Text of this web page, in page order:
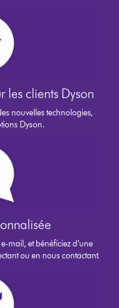
les clients Dyson
nouvelles technologies,
Dyson.
mail, et bénéficiez d’une
ou en nous contactant.